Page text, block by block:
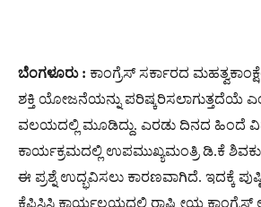
ಬೆಂಗಳೂರು : ಕಾಂಗ್ರೆಸ್​ ಸರ್ಕಾರದ
ಶಕ್ತಿ ಯೋಜನೆಯನ್ನು ಪರಿಷ್ಕರಿಸಲಾಗುತ್ತದೆಯೆ
ವಲಯದಲ್ಲಿ ಮೂಡಿದ್ದು. ಎರಡು ದಿನದ ಹಿಂದೆ
ಕಾರ್ಯಕ್ರಮದಲ್ಲಿ ಉಪಮುಖ್ಯಮಂತ್ರಿ ಡಿ.ಕೆ
ಈ ಪ್ರಶ್ನೆ ಉದ್ಭವಿಸಲು ಕಾರಣವಾಗಿದೆ. ಇದಕ್ಕೆ
ಕೆಪಿಸಿಸಿ ಕಾರ್ಯಲಯದಲ್ಲಿ ರಾಷ್ಟ್ರೀಯ ಕಾಂಗ್ರೆಸ್​